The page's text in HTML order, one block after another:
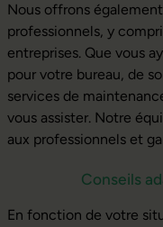
Nous offrons
professionnels, y
entreprises. Que vous
pour votre bureau, de
services de
vous assister. Notre
aux professionnels et
Conseils
En fonction de votre